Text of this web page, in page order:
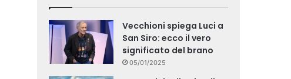
Vecchioni spiega Luci a
San Siro: ecco il vero
significato del brano
05/01/2025